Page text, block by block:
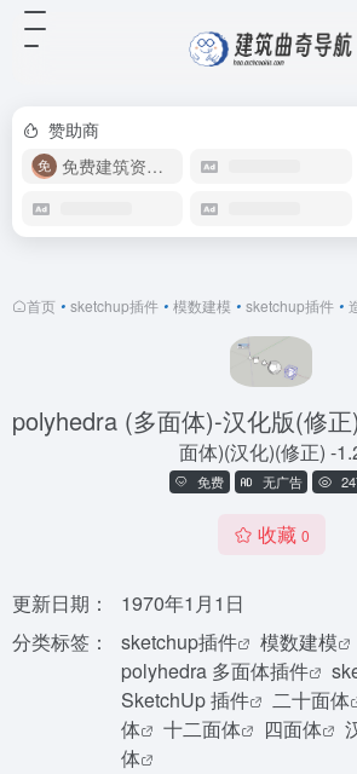
赞助商
免费建筑资源库
首页 • sketchup插件 • 模数建模 • sketchup插件 •
polyhedra (多面体)-汉化版(修
面体)(汉化)(修正) -
免费 无广告
收藏 0
更新日期：
1970年1月1日
分类标签：
sketchup插件 模数建模
polyhedra 多面体插件
SketchUp 插件
二十面体
体
十二面体 四面体
体